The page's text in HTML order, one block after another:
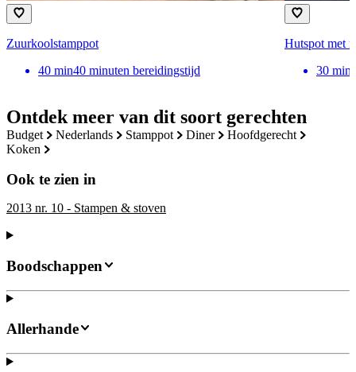
Ontdek meer van dit soort gerechten
budget nederlands stamppot diner
hoofdgerecht
koken
Ook te zien in
2013 nr. 10 - Stampen & stoven
Zuurkoolstamppot
40 min40 minuten bereidingstijd
Hutspot met
30 min
Boodschappen
Allerhande